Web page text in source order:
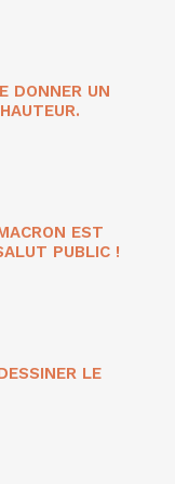
DONNER UN
EST
PUBLIC !
LE